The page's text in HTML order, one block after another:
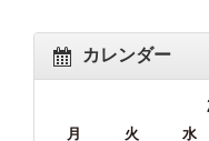
カレンダー
月 火 水